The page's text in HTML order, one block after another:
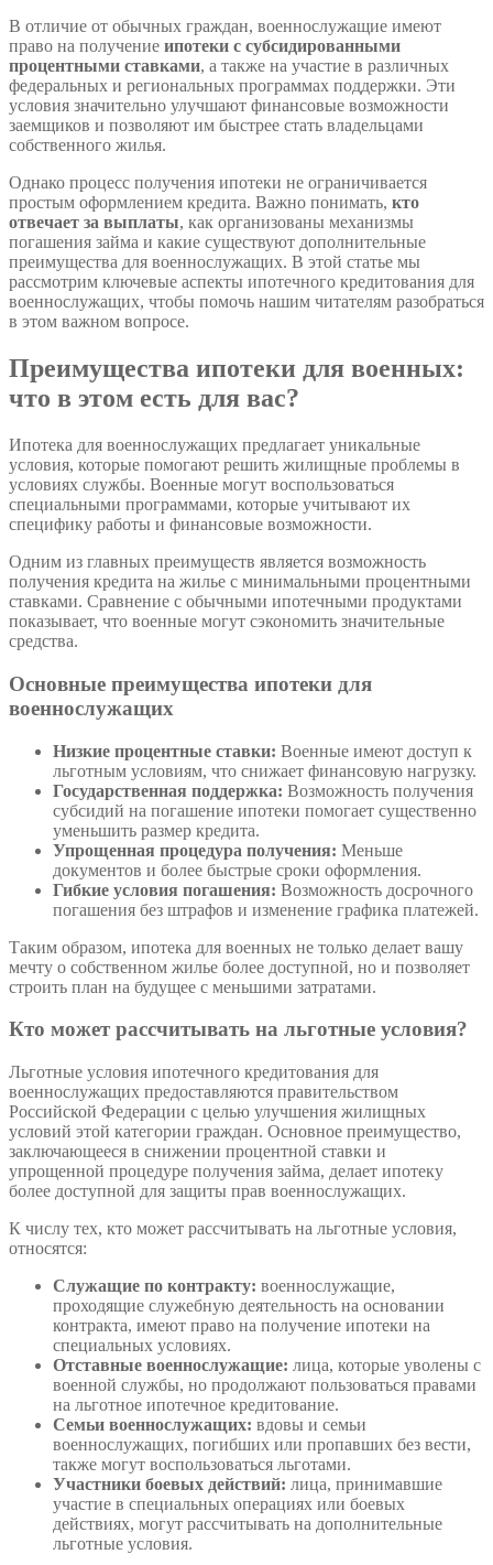
В отличие от обычных граждан, военнослужащие имеют
право на получение ипотеки с субсидированными
процентными ставками, а также на участие в различных
федеральных и региональных программах поддержки. Эти
условия значительно улучшают финансовые возможности
заемщиков и позволяют им быстрее стать владельцами
собственного жилья.
Однако процесс получения ипотеки не ограничивается
простым оформлением кредита. Важно понимать, кто
отвечает за выплаты, как организованы механизмы
погашения займа и какие существуют дополнительные
преимущества для военнослужащих. В этой статье мы
рассмотрим ключевые аспекты ипотечного кредитования для
военнослужащих, чтобы помочь нашим читателям разобраться
в этом важном вопросе.
Преимущества ипотеки для военных:
что в этом есть для вас?
Ипотека для военнослужащих предлагает уникальные
условия, которые помогают решить жилищные проблемы в
условиях службы. Военные могут воспользоваться
специальными программами, которые учитывают их
специфику работы и финансовые возможности.
Одним из главных преимуществ является возможность
получения кредита на жилье с минимальными процентными
ставками. Сравнение с обычными ипотечными продуктами
показывает, что военные могут сэкономить значительные
средства.
Основные преимущества ипотеки для
военнослужащих
Низкие процентные ставки: Военные имеют доступ к
льготным условиям, что снижает финансовую нагрузку.
Государственная поддержка: Возможность получения
субсидий на погашение ипотеки помогает существенно
уменьшить размер кредита.
Упрощенная процедура получения: Меньше
документов и более быстрые сроки оформления.
Гибкие условия погашения: Возможность досрочного
погашения без штрафов и изменение графика платежей.
Таким образом, ипотека для военных не только делает вашу
мечту о собственном жилье более доступной, но и позволяет
строить план на будущее с меньшими затратами.
Кто может рассчитывать на льготные условия?
Льготные условия ипотечного кредитования для
военнослужащих предоставляются правительством
Российской Федерации с целью улучшения жилищных
условий этой категории граждан. Основное преимущество,
заключающееся в снижении процентной ставки и
упрощенной процедуре получения займа, делает ипотеку
более доступной для защиты прав военнослужащих.
К числу тех, кто может рассчитывать на льготные условия,
относятся:
Служащие по контракту: военнослужащие,
проходящие служебную деятельность на основании
контракта, имеют право на получение ипотеки на
специальных условиях.
Отставные военнослужащие: лица, которые уволены с
военной службы, но продолжают пользоваться правами
на льготное ипотечное кредитование.
Семьи военнослужащих: вдовы и семьи
военнослужащих, погибших или пропавших без вести,
также могут воспользоваться льготами.
Участники боевых действий: лица, принимавшие
участие в специальных операциях или боевых
действиях, могут рассчитывать на дополнительные
льготные условия.